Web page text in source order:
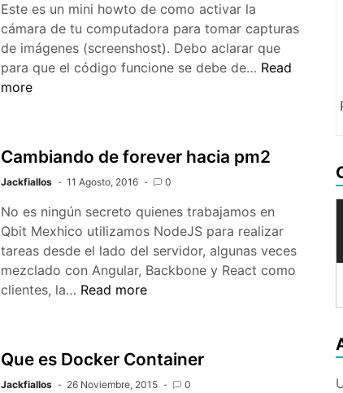
Este es un mini howto de como activar la
cámara de tu computadora para tomar capturas
de imágenes (screenshost). Debo aclarar que
para que el código funcione se debe de… Capturas
y
Read
more
Cambiando de forever hacia pm2
Jackfiallos 11 Agosto, 2016 0
No es ningún secreto quienes trabajamos en
Qbit Mexhico utilizamos NodeJS para realizar
tareas desde el lado del servidor, algunas veces
mezclado con Angular, Backbone y React como
clientes, la… Cambiando
pm2
Read more
Que es Docker Container
Jackfiallos 26 Noviembre, 2015 0